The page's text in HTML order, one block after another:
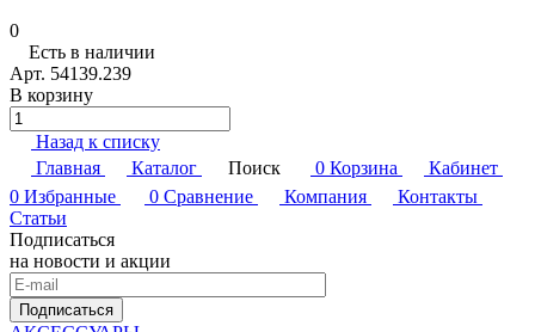
0
Есть в наличии
Арт. 54139.239
В корзину
Назад к списку
Главная
Каталог Поиск 0 Корзина
Кабинет
0 Избранные 0 Сравнение Компания
Контакты
Статьи
Подписаться
на новости и акции
Подписаться